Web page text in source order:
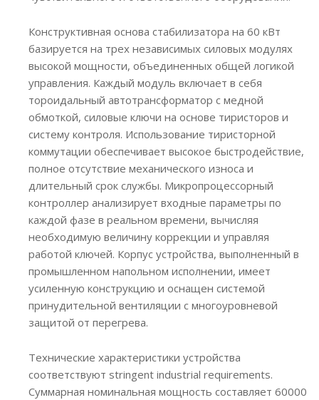
Конструктивная основа стабилизатора на 60 кВт
базируется на трех независимых силовых модулях
высокой мощности, объединенных общей логикой
управления. Каждый модуль включает в себя
тороидальный автотрансформатор с медной
обмоткой, силовые ключи на основе тиристоров и
систему контроля. Использование тиристорной
коммутации обеспечивает высокое быстродействие,
полное отсутствие механического износа и
длительный срок службы. Микропроцессорный
контроллер анализирует входные параметры по
каждой фазе в реальном времени, вычисляя
необходимую величину коррекции и управляя
работой ключей. Корпус устройства, выполненный в
промышленном напольном исполнении, имеет
усиленную конструкцию и оснащен системой
принудительной вентиляции с многоуровневой
защитой от перегрева.
Технические характеристики устройства
соответствуют stringent industrial requirements.
Суммарная номинальная мощность составляет 60000